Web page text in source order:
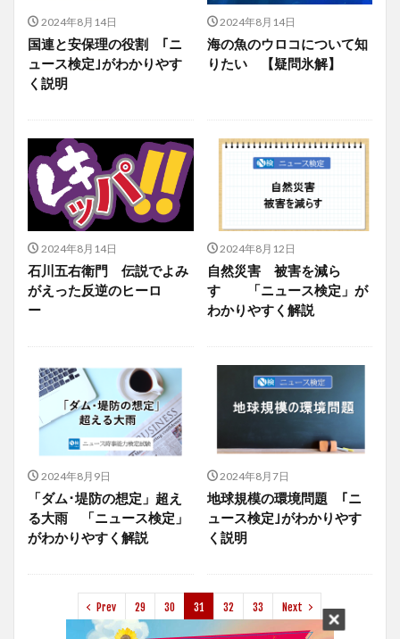
2024年8月14日
国連と安保理の役割 ｢ニ
ュース検定｣がわかりやす
く説明
2024年8月14日
海の魚のウロコについて知
りたい 【疑問氷解】
2024年8月14日
石川五右衛門 伝説でよみ
がえった反逆のヒーロ
ー
2024年8月12日
自然災害 被害を減ら
す 「ニュース検定」が
わかりやすく解説
2024年8月9日
「ダム･堤防の想定」超え
る大雨 「ニュース検定」
がわかりやすく解説
2024年8月7日
地球規模の環境問題 ｢ニ
ュース検定｣がわかりやす
く説明
Prev 29 30 31 32 33 Next